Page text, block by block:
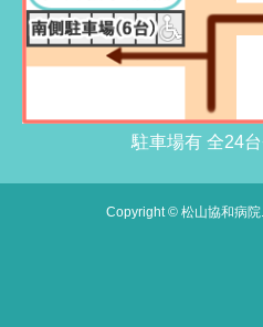
駐車場有 全24
Copyright © 松山協和病